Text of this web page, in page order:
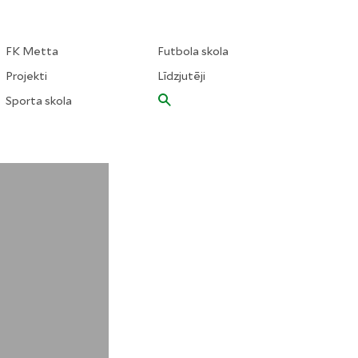
FK Metta
Projekti
Sporta skola
Futbola skola
Līdzjutēji